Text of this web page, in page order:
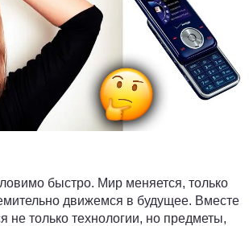
быстро. Мир меняется, только
движемся в будущее. Вместе
не только технологии, но предметы,